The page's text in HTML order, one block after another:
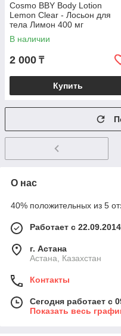
Cosmo BBY Body Lotion
Lemon Clear - Лосьон для
тела Лимон 400 мг
В наличии
2 000 ₸
Купить
О нас
40% положительных из 5
Работает с 22.09.2014
г. Астана
Астана, Казахстан
Контакты
Сегодня работает с
Показать весь